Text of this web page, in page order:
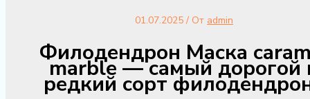
01.07.2025 / От admin
Филодендрон Маска
marble — самый дорогой
редкий сорт